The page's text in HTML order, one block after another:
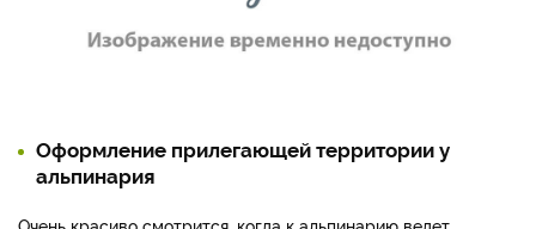
Оформление прилегающей территории у
альпинария